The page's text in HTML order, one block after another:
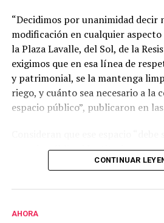
“Decidimos por unanimidad decir
modificación en cualquier
la Plaza Lavalle, del Sol, de la
exigimos que en esa línea de
y patrimonial, se la mantenga
riego, y cuánto sea necesario a la
espacio público”, publicaron en
espacio público identitario y no
permanente de emprendimientos
cantidad de firmas.
Este grupo ya se había opuesto al
CONTINUAR
AHORA